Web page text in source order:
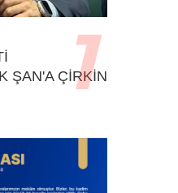
ŞAN'A ÇİRKİN